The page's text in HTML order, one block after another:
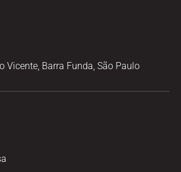
Vicente, Barra Funda, São Paulo